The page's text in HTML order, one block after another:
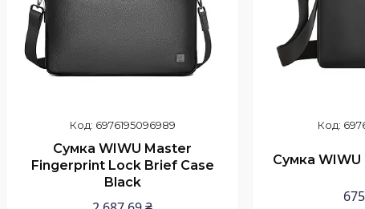
6976195096989
Сумка WIWU Master
Fingerprint Lock Brief Case
Black
Сумка WIWU